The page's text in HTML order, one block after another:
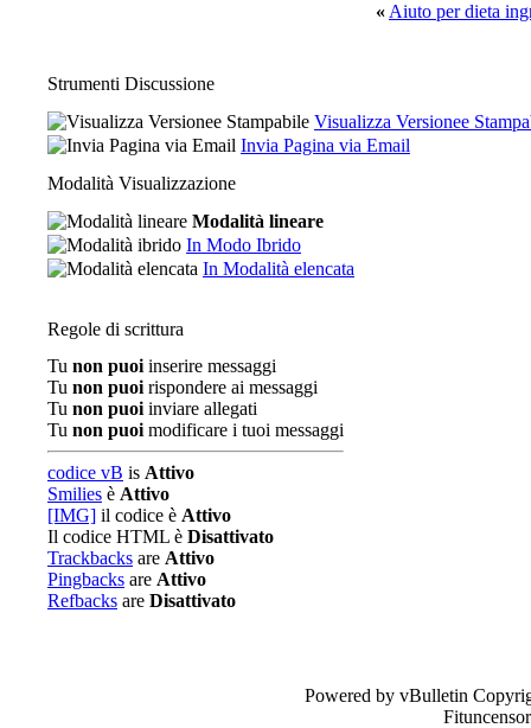
« Aiuto per dieta
Strumenti Discussione
Visualizza Versionee
Invia Pagina via Email
Modalità Visualizzazione
Modalità lineare
In Modo Ibrido
In Modalità elencata
Regole di scrittura
Tu non puoi inserire messaggi
Tu non puoi rispondere ai messaggi
Tu non puoi inviare allegati
Tu non puoi modificare i tuoi messaggi
codice vB is Attivo
Smilies è Attivo
[IMG] il codice è Attivo
Il codice HTML è Disattivato
Trackbacks are Attivo
Pingbacks are Attivo
Refbacks are Disattivato
Powered by vBulletin